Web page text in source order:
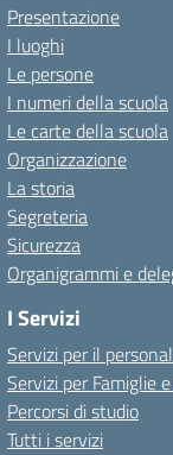
Presentazione
I luoghi
Le persone
I numeri della scuola
Le carte della scuola
Organizzazione
La storia
Segreteria
Sicurezza
Organigrammi e
I Servizi
Servizi per il
Servizi per Famiglie
Percorsi di studio
Tutti i servizi